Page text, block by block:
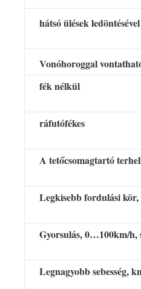
hátsó ülések ledöntésével
Vonóhoroggal
fék nélkül
ráfutófékes
A tetőcsomagtartó
Legkisebb fordulási kör,
Gyorsulás, 0…100km/h,
Legnagyobb sebesség,